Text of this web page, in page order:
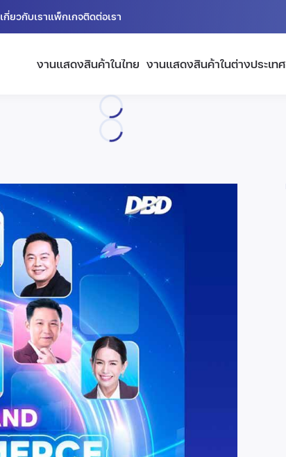
เกี่ยวกับเราแพ็กเกจติดต่อเรา
งานแสดงสินค้าในไทย งานแสดงสินค้าในต่างประเทศ